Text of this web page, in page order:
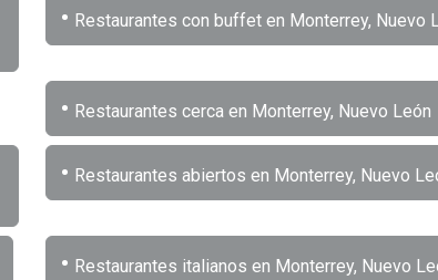
• Restaurantes con buffet en Monterrey, Nuevo
• Restaurantes cerca en Monterrey, Nuevo León
• Restaurantes abiertos en Monterrey, Nuevo
• Restaurantes italianos en Monterrey, Nuevo